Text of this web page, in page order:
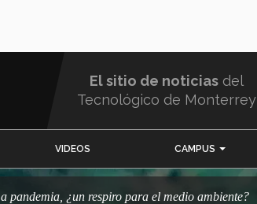
El sitio de noticias del
Tecnológico de Monterrey
VIDEOS CAMPUS
La pandemia, ¿un respiro para el medio ambiente?